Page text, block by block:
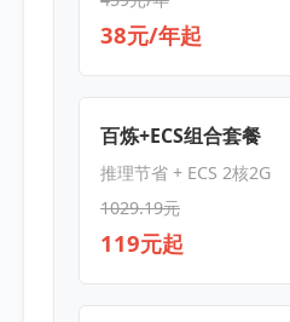
38元/年起
百炼+ECS组合套餐
推理节省 + ECS 2核2G
1029.19元
119元起